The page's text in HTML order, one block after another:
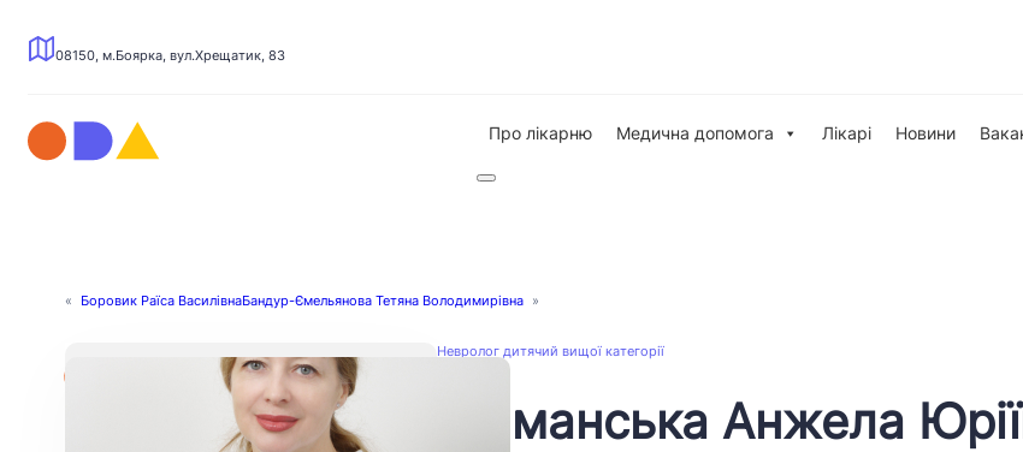
08150, м.Боярка, вул.Хрещатик, 83
Про лікарню Медична допомога Лікарі Новини
« Боровик Раїса ВасилівнаБандур-Ємельянова Тетяна Володимирівна »
Невролог дитячий вищої категорії
Шиманська Анжела